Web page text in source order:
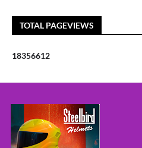
TOTAL PAGEVIEWS
18356612